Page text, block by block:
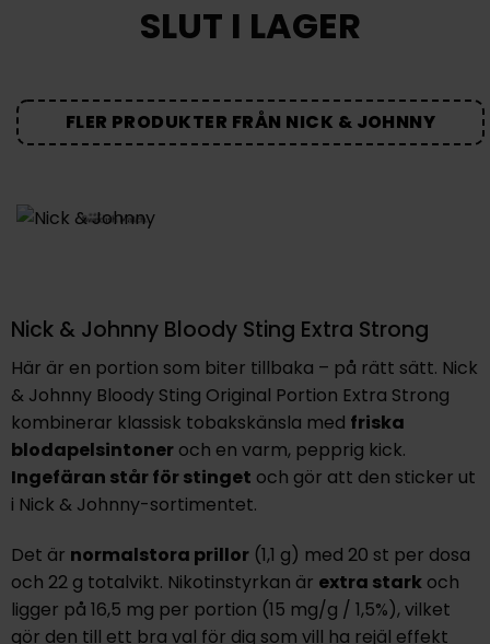
SLUT I LAGER
FLER PRODUKTER FRÅN NICK & JOHNNY
Nick & Johnny Bloody Sting Extra Strong
Här är en portion som biter tillbaka – på rätt sätt. Nick
& Johnny Bloody Sting Original Portion Extra Strong
kombinerar klassisk tobakskänsla med friska
blodapelsintoneroch en varm, pepprig kick.
Ingefäran står för stinget och gör att den sticker ut
i Nick & Johnny-sortimentet.
Det är normalstora prillor(1,1 g) med 20 st per dosa
och 22 g totalvikt. Nikotinstyrkan är extra starkoch
ligger på 16,5 mg per portion (15 mg/g / 1,5%), vilket
gör den till ett bra val för dig som vill ha rejäl effekt